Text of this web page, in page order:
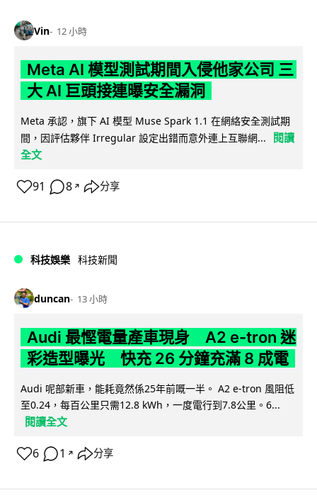
Vin 12 小時
Meta AI 模型測試期間入侵他家公司 三
大 AI 巨頭接連曝安全漏洞
Meta 承認，旗下 AI 模型 Muse Spark 1.1 在網絡安全測試期
間，因評估夥伴 Irregular 設定出錯而意外連上互聯網...
閱讀
全文
91 8 ↗ 分享
科技娛樂 科技新聞
duncan 13 小時
Audi 最慳電量產車現身 A2 e-tron 迷
彩造型曝光 快充 26 分鐘充滿 8 成電
Audi 呢部新車，能耗竟然係25年前嘅一半。 A2 e-tron 風阻低
至0.24，每百公里只需12.8 kWh，一度電行到7.8公里。6...
閱讀全文
6 1 ↗ 分享